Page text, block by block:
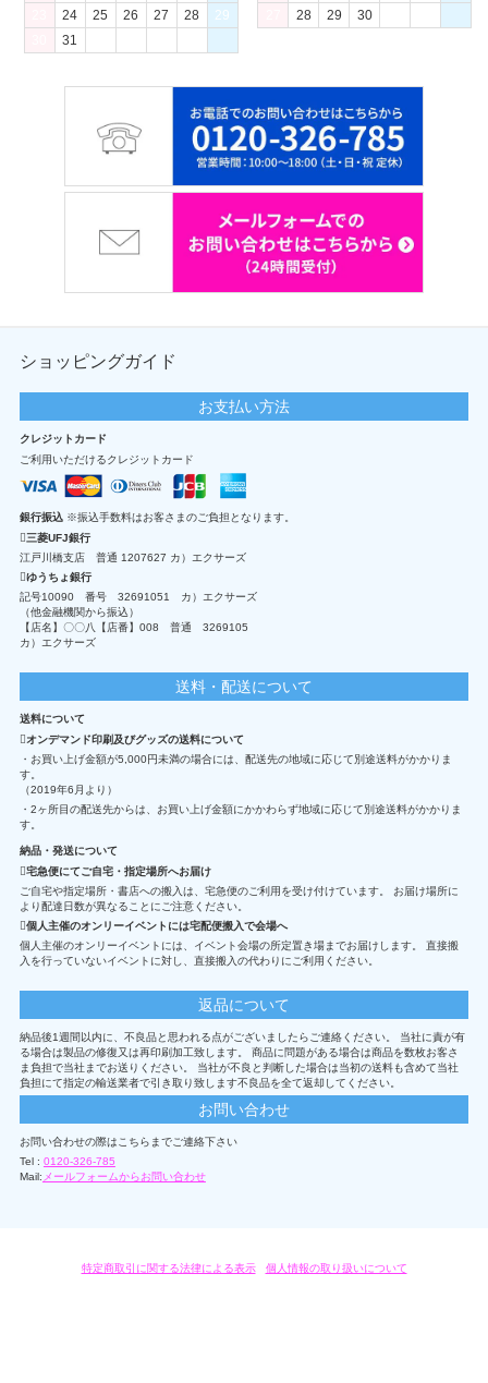
24 25 26 27 28
29
31
28 29 30
ショッピングガイド
お支払い方法
クレジットカード
ご利用いただけるクレジットカード
銀行振込 ※振込手数料はお客さまのご負担となります。
三菱UFJ銀行
江戸川橋支店 普通 1207627 カ）エクサーズ
ゆうちょ銀行
記号10090 番号 32691051 カ）エクサーズ
（他金融機関から振込）
【店名】〇〇八【店番】008 普通 3269105
カ）エクサーズ
送料・配送について
送料について
オンデマンド印刷及びグッズの送料について
・お買い上げ金額が5,000円未満の場合には、配送先の地域に応じて別途送料がかかりま
す。
（2019年6月より）
・2ヶ所目の配送先からは、お買い上げ金額にかかわらず地域に応じて別途送料がかかりま
す。
納品・発送について
宅急便にてご自宅・指定場所へお届け
ご自宅や指定場所・書店への搬入は、宅急便のご利用を受け付けています。 お届け場所に
より配達日数が異なることにご注意ください。
個人主催のオンリーイベントには宅配便搬入で会場へ
個人主催のオンリーイベントには、イベント会場の所定置き場までお届けします。 直接搬
入を行っていないイベントに対し、直接搬入の代わりにご利用ください。
返品について
納品後1週間以内に、不良品と思われる点がございましたらご連絡ください。 当社に責が有
る場合は製品の修復又は再印刷加工致します。 商品に問題がある場合は商品を数枚お客さ
ま負担で当社までお送りください。 当社が不良と判断した場合は当初の送料も含めて当社
負担にて指定の輸送業者で引き取り致します不良品を全て返却してください。
お問い合わせ
お問い合わせの際はこちらまでご連絡下さい
Tel : 0120-326-785
Mail: メールフォームからお問い合わせ
特定商取引に関する法律による表示/ 個人情報の取り扱いについて